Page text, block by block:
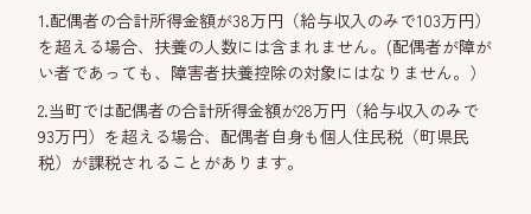
1.配偶者の合計所得金額が38万円（給与収入のみで103万円）
を超える場合、扶養の人数には含まれません。(配偶者が障が
い者であっても、障害者扶養控除の対象にはなりません。）
2.当町では配偶者の合計所得金額が28万円（給与収入のみで
93万円）を超える場合、配偶者自身も個人住民税（町県民
税）が課税されることがあります。